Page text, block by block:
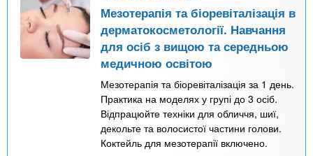
Мезотерапія та біоревіталізація в
дерматокосметології. Навчання
для осіб з вищою та середньою
медичною освітою
Мезотерапія та біоревіталізація за 1 день.
Практика на моделях у групі до 3 осіб.
Відпрацюйте техніки для обличчя, шиї,
декольте та волосистої частини голови.
Коктейль для мезотерапії включено.